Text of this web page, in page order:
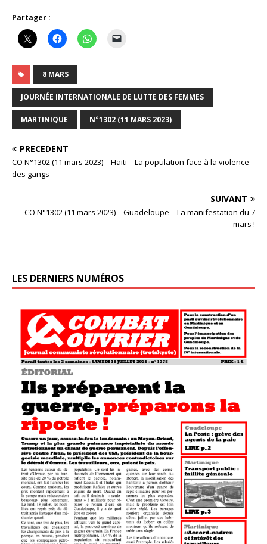
Partager :
8 MARS
JOURNÉE INTERNATIONALE DE LUTTE DES FEMMES
MARTINIQUE N°1302 (11 MARS 2023)
PRÉCÉDENT
CO N°1302 (11 mars 2023) – Haïti – La population face à la violence
des gangs
SUIVANT
CO N°1302 (11 mars 2023) – Guadeloupe – La manifestation du 7
mars !
LES DERNIERS NUMÉROS